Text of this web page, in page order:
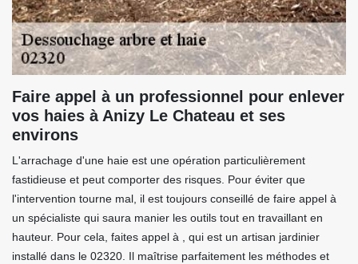
Faire appel à un professionnel pour enlever
vos haies à Anizy Le Chateau et ses
environs
L'arrachage d'une haie est une opération particulièrement
fastidieuse et peut comporter des risques. Pour éviter que
l'intervention tourne mal, il est toujours conseillé de faire appel à
un spécialiste qui saura manier les outils tout en travaillant en
hauteur. Pour cela, faites appel à , qui est un artisan jardinier
installé dans le 02320. Il maîtrise parfaitement les méthodes et